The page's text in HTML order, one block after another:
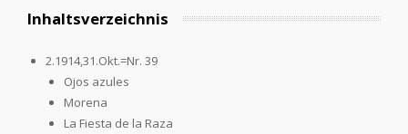
Inhaltsverzeichnis
2.1914,31.Okt.=Nr. 39
Ojos azules
Morena
La Fiesta de la Raza